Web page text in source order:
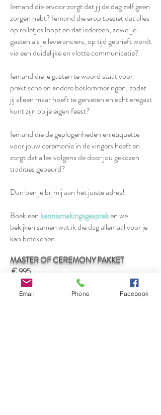
Iemand die ervoor zorgt dat jij de dag zelf geen
zorgen hebt? Iemand die erop toeziet dat alles
op rolletjes loopt en dat iedereen, zowel je
gasten als je leveranciers, op tijd gebrieft wordt
via een duidelijke en vlotte communicatie?
Iemand die je gasten te woord staat voor
praktische en andere beslommeringen, zodat
jij alleen maar hoeft te genieten en echt eregast
kunt zijn op je eigen feest?
Iemand die de geplogenheden en etiquette
voor jouw ceremonie in de vingers heeft en
zorgt dat alles volgens de door jou gekozen
tradities gebeurd?
Dan ben je bij mij aan het juiste adres!
Boek een kennismakingsgespreken we
bekijken samen wat ik die dag allemaal voor je
kan betekenen.
MASTER OF CEREMONY PAKKET
€ 995
Kennismakingsgesprek
Email Phone Facebook